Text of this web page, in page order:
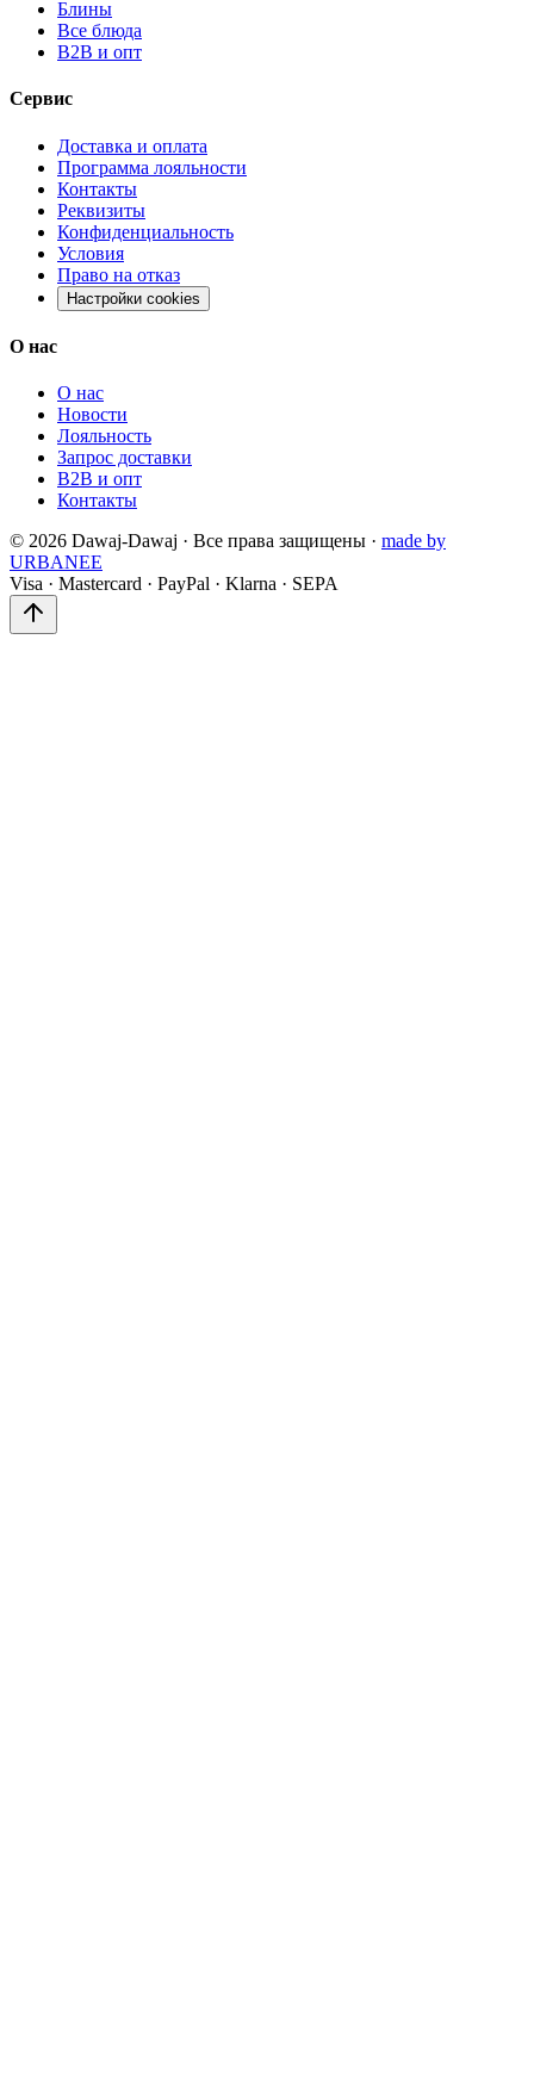
Блины
Все блюда
B2B и опт
Сервис
Доставка и оплата
Программа лояльности
Контакты
Реквизиты
Конфиденциальность
Условия
Право на отказ
Настройки cookies
О нас
О нас
Новости
Лояльность
Запрос доставки
B2B и опт
Контакты
© 2026 Dawaj-Dawaj · Все права защищены · made by
URBANEE
Visa · Mastercard · PayPal · Klarna · SEPA